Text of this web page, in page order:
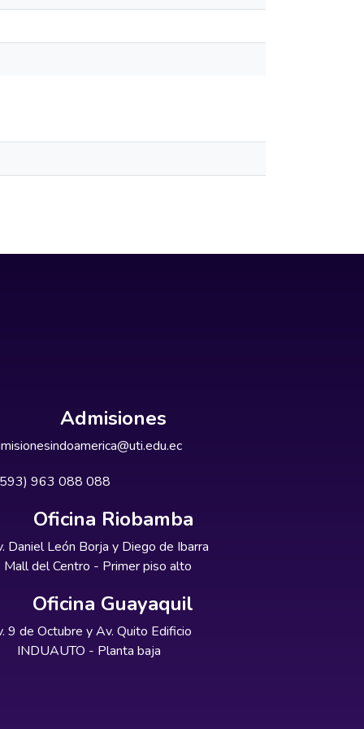
Admisiones
963 088 088
Oficina Riobamba
Daniel León Borja y Diego de Ibarra
Mall del Centro - Primer piso alto
Oficina Guayaquil
9 de Octubre y Av. Quito Edificio
INDUAUTO - Planta baja